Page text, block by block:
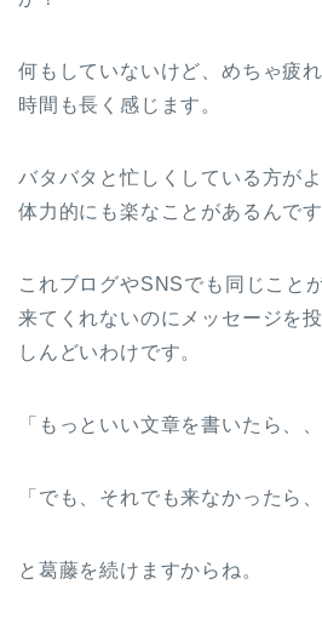
何もしていないけど、めちゃ疲れ
時間も長く感じます。
バタバタと忙しくしている方が
体力的にも楽なことがあるんです
これブログやSNSでも同じこと
来てくれないのにメッセージを
しんどいわけです。
「もっといい文章を書いたら、、
「でも、それでも来なかったら、
と葛藤を続けますからね。